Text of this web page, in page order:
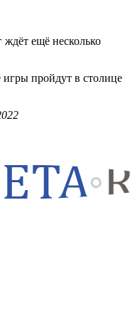
ещё несколько
пройдут в столице